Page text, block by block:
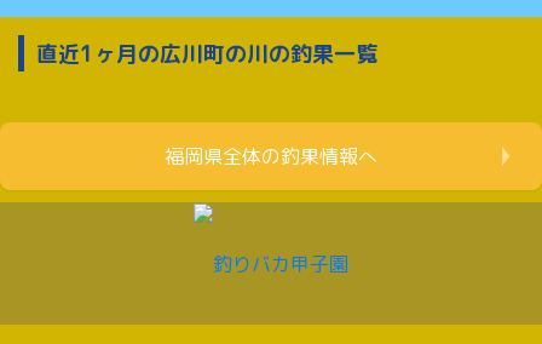
直近1ヶ月の広川町の川の釣果一覧
福岡県全体の釣果情報へ